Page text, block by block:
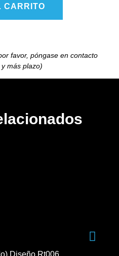
CARRITO
favor, póngase en contacto
más plazo)